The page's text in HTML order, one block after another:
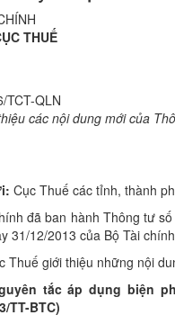
THUẾ
TCT-QLN
các nội dung mới của
Cục Thuế các tỉnh, thành
đã ban hành Thông tư
31/12/2013 của Bộ Tài
Thuế giới thiệu những nội
tắc áp dụng biện
TT-BTC)